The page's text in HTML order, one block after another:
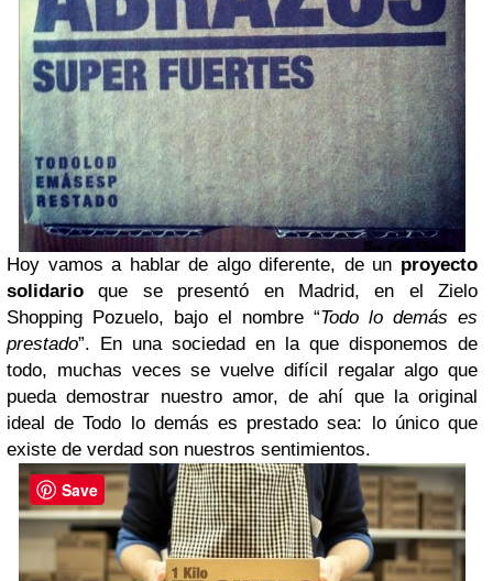
Hoy vamos a hablar de algo diferente, de un proyecto
solidario que se presentó en Madrid, en el Zielo
Shopping Pozuelo, bajo el nombre “Todo lo demás es
prestado”. En una sociedad en la que disponemos de
todo, muchas veces se vuelve difícil regalar algo que
pueda demostrar nuestro amor, de ahí que la original
ideal de Todo lo demás es prestado sea: lo único que
existe de verdad son nuestros sentimientos.
Save